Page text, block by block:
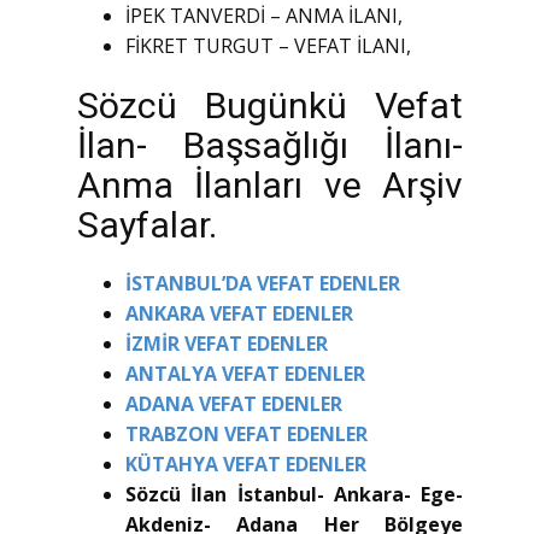
İPEK TANVERDİ – ANMA İLANI,
FİKRET TURGUT – VEFAT İLANI,
Sözcü Bugünkü Vefat
İlan- Başsağlığı İlanı-
Anma İlanları ve Arşiv
Sayfalar.
İSTANBUL’DA VEFAT EDENLER
ANKARA VEFAT EDENLER
İZMİR VEFAT EDENLER
ANTALYA VEFAT EDENLER
ADANA VEFAT EDENLER
TRABZON VEFAT EDENLER
KÜTAHYA VEFAT EDENLER
Sözcü İlan İstanbul- Ankara- Ege-
Akdeniz- Adana Her Bölgeye